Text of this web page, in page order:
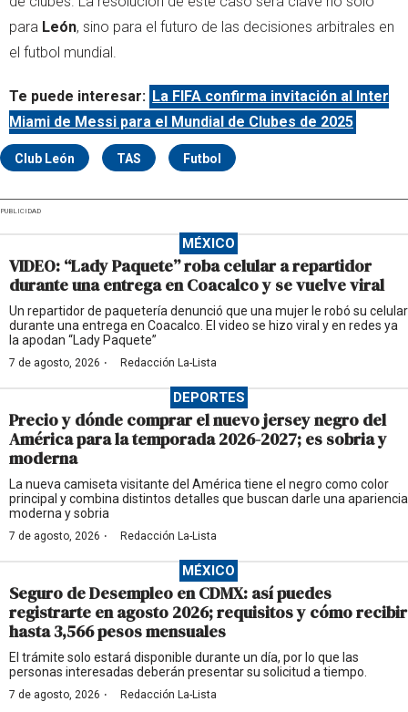
para León, sino para el futuro de las decisiones arbitrales en
el futbol mundial.
Te puede interesar: La FIFA confirma invitación al Inter
Miami de Messi para el Mundial de Clubes de 2025
Club León TAS Futbol
PUBLICIDAD
MÉXICO
VIDEO: “Lady Paquete” roba celular a repartidor
durante una entrega en Coacalco y se vuelve viral
Un repartidor de paquetería denunció que una mujer le robó su celular
durante una entrega en Coacalco. El video se hizo viral y en redes ya
la apodan “Lady Paquete”
7 de agosto, 2026 · Redacción La-Lista
DEPORTES
Precio y dónde comprar el nuevo jersey negro del
América para la temporada 2026-2027; es sobria y
moderna
La nueva camiseta visitante del América tiene el negro como color
principal y combina distintos detalles que buscan darle una apariencia
moderna y sobria
7 de agosto, 2026 · Redacción La-Lista
MÉXICO
Seguro de Desempleo en CDMX: así puedes
registrarte en agosto 2026; requisitos y cómo recibir
hasta 3,566 pesos mensuales
El trámite solo estará disponible durante un día, por lo que las
personas interesadas deberán presentar su solicitud a tiempo.
7 de agosto, 2026 · Redacción La-Lista